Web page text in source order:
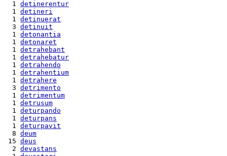
  1
detinerentur
  1
detineri
  1
detinuerat
  3
detinuit
  1
detonantia
  1
detonaret
  1
detrahebant
  1
detrahebatur
  1
detrahendo
  1
detrahentium
  1
detrahere
  3
detrimento
  1
detrimentum
  1
detrusum
  1
deturpando
  1
deturpans
  1
deturpavit
  8
deum
15 deus
  2
devastans